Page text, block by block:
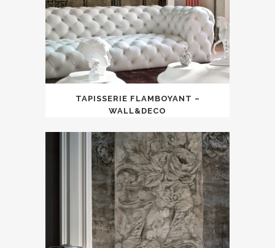
TAPISSERIE FLAMBOYANT –
WALL&DECO